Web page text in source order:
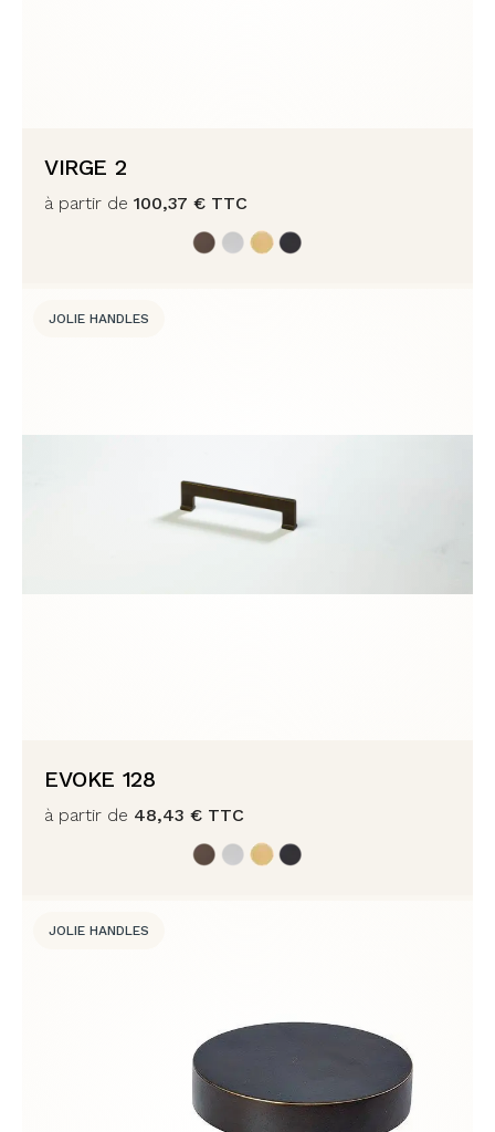
VIRGE 2
à partir de 100,37 € TTC
JOLIE HANDLES
EVOKE 128
à partir de 48,43 € TTC
JOLIE HANDLES